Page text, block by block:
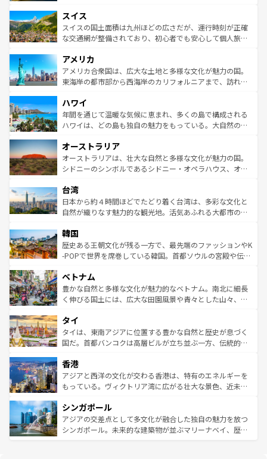
れる地方に足を運ぶとそれぞれで全く異なる文化を体験で
きるだろう。 なお、新着のフランス情報はコンテンツ一覧
を参照してほしい。
は、お酒好きな人にはぜひ体験してほしい。 なお、新着の
ドイツ情報はコンテンツ一覧を参照してほしい。
リアごとに異なる魅力がある。また、優雅なアフタヌーン
ティー、ビール好きにはたまらない英国パブ、サッカー観
戦など、本場だからこそできる体験も豊富。イギリスを旅
ンツ一覧を参照してほしい。
スイス
スイスの国土面積は九州ほどの広さだが、運行時刻が正確
な交通網が整備されており、初心者でも安心して個人旅行
の建物がそのまま残る町や、スイスならではのユニークな
博物館もあり、アルプス観光だけでなく町歩きも満喫する
ことができる。国民の所得が高いため物価も高いが、旅行
ば市内交通費無料で観光を楽しむこともできる。 なお、新
着のスイス情報はコンテンツ一覧 を参照してほしい。
アメリカ
アメリカ合衆国は、広大な土地と多様な文化が魅力の国。
東海岸の都市部から西海岸のカリフォルニアまで、訪れる
のような巨大都市は、観光、ショッピング、エンターテイ
ンメントが詰まった刺激的なスポットだ。一方、アメリカ
西部には大自然が広がり、グランドキャニオンやイエロー
部のニューオーリンズでは、音楽と美食が融合した独特の
文化が魅力。旅行者はアメリカの各地域で異なる魅力を楽
しみながら、その多様性と豊かな歴史を感じることができ
ならではの贅沢な旅のスタイルだ。 なお、新着のアメリカ
情報はコンテンツ一覧を参照してほしい。
ハワイ
年間を通じて温暖な気候に恵まれ、多くの島で構成される
ハワイは、どの島も独自の魅力をもっている。大自然の神
ワイ島は見逃せない。また、定番の観光地といえばオアフ
島だが、静かな自然を求めるならマウイ島やカウアイ島が
おすすめ。エメラルドグリーンに輝く海をはじめ、豊かな
れるおもてなしの心で訪れる人々を迎えてくれるハワイの
人々、おいしいローカルフードやハワイアンミュージッ
ク、伝統的なフラダンスなど、すべてがハワイの魅力を彩
ワイを、存分に味わってほしい。 なお、新着のハワイ情報
はコンテンツ一覧を参照してほしい。
オーストラリア
オーストラリアは、壮大な自然と多様な文化が魅力の国。
シドニーのシンボルであるシドニー・オペラハウス、オー
リアリーフや大陸中央部にそびえるウルル（エアーズロッ
ク）、タスマニアの美しい原生林やケアンズの熱帯雨林な
ど、見どころがたくさん。また、カフェやワイン、オージ
いる。アクティビティも充実しており、サーフィンやダイ
ビング、ハイキングなど、アウトドア好きにはたまらな
い。オーストラリアの多彩な魅力を存分に味わいつくそ
参照してほしい。
台湾
日本から約４時間ほどでたどり着く台湾は、多彩な文化と
自然が織りなす魅力的な観光地。活気あふれる大都市の台
ン）、静ひつな山岳地帯である台湾東部など、都市の喧騒
と山間の静けさが共存しており、訪れる人に新しい発見と
驚きをもたらしてくれる。また、奥深い台湾の食文化も魅
容にもいいと評判のスイーツなど、バラエティ豊かな料理
が味わえる。 なお、新着の台湾情報は コンテンツ一覧を参
照してほしい。
韓国
歴史ある王朝文化が残る一方で、最先端のファッションやK
-POPで世界を席巻している韓国。首都ソウルの宮殿や伝統
き、地方に足を延ばせば四季折々の自然美を楽しむことが
できる。そして、キムチや焼肉、絶品のストリートフード
まで、さまざまな韓国料理が待っている。夜には、韓国な
リティに包まれながら、韓国の多彩な魅力を心ゆくまで味
わってみてほしい。 なお、新着の韓国情報はコンテンツ一
覧を参照してほしい。
ベトナム
豊かな自然と多様な文化が魅力的なベトナム。南北に細長
く伸びる国土には、広大な田園風景や青々とした山々、世
急速な発展と共に伝統が息づく。ハノイの古い町並みやホ
ーチミン市のフランス統治時代の建物も、独特の雰囲気を
醸し出している。また、バラエティの豊かさとおいしさで
とつ。フォーやバインミー、ベトナムコーヒーなどは、ぜ
ひ現地で味わいたい。どの地域を訪れてもあたたかい人々
が旅行者を迎えてくれるので、きっと忘れられない旅にな
参照してほしい。
タイ
タイは、東南アジアに位置する豊かな自然と歴史が息づく
国だ。首都バンコクは高層ビルが立ち並ぶ一方、伝統的な
の活気が交差している。北部ではチェンマイなどの山岳地
帯で自然と触れ合い、南部ではプーケットやクラビの美し
いビーチでリゾート気分を楽しむことができる。タイ料理
激する。気候は一年中温暖で、どの季節にも異なる楽しみ
が待っている。親しみやすいタイの人々、仏教を中心とし
た文化、そして多様な観光資源が、訪れる旅人を魅了し続
香港
アジアと西洋の文化が交わる香港は、特有のエネルギーを
もっている。ヴィクトリア湾に広がる壮大な景色、近未来
み、どこを訪れても感動するはず。観光スポットが密集し
ており、効率よく見どころを回れるのも魅力。息をのむよ
うな絶景から文化的な体験まで、香港を存分に楽しみ尽く
シンガポール
アジアの交差点として多文化が融合した独自の魅力を放つ
シンガポール。未来的な建築物が並ぶマリーナベイ、歴史